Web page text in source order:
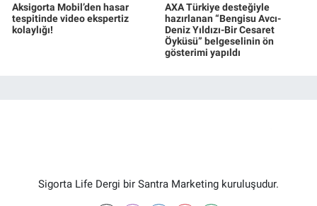
Aksigorta Mobil’den hasar
tespitinde video ekspertiz
kolaylığı!
AXA Türkiye desteğiyle
hazırlanan “Bengisu Avcı-
Deniz Yıldızı-Bir Cesaret
Öyküsü” belgeselinin ön
gösterimi yapıldı
Sigorta Life Dergi bir Santra Marketing kuruluşudur.